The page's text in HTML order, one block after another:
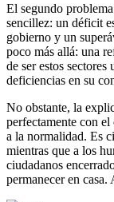
El segundo
sencillez: un déficit
gobierno y un
poco más allá: una
de ser estos
deficiencias en su
No obstante, la
perfectamente con
a la normalidad. Es
mientras que a los
ciudadanos
permanecer en